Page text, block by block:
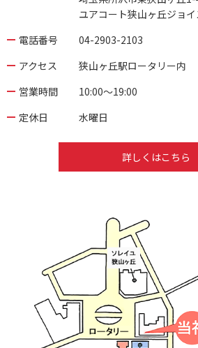
ユアコート狭山ヶ丘ジョ
電話番号
04-2903-2103
アクセス
狭山ヶ丘駅ロータリー内
営業時間
10:00～19:00
定休日
水曜日
詳しくはこちら